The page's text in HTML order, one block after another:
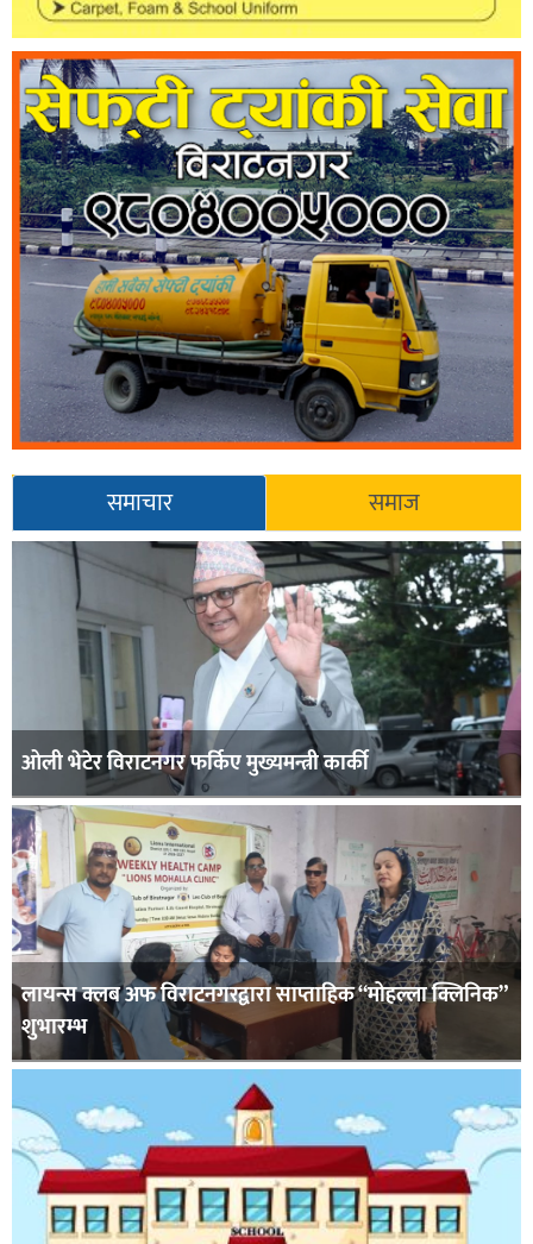
समाचार समाज
ओली भेटेर विराटनगर फर्किए मुख्यमन्त्री कार्की
लायन्स क्लब अफ विराटनगरद्वारा साप्ताहिक “मोहल्ला क्लिनिक”
शुभारम्भ